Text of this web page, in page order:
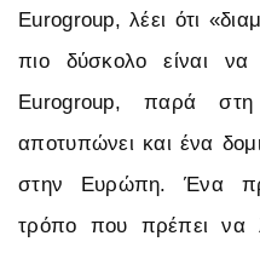
Eurogroup, λέει ότι
πιο δύσκολο είναι να
Eurogroup, παρά
αποτυπώνει και ένα
στην Ευρώπη. Ένα
τρόπο που πρέπει να